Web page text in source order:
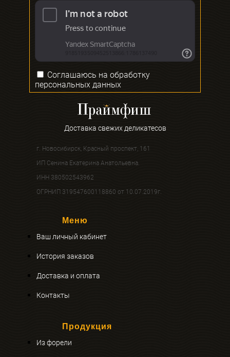
Доставка свежих деликатесов
г. Новосибирск, Красный проспект, 161
ИП Сенина Екатерина Анатольевна.
ИНН 380502543962
ОГРНИП 319547600118860 от 10.07.2019г.
Соглашаюсь на обработку
персональных данных
Меню
Ваш личный кабинет
История заказов
Доставка и оплата
Контакты
Продукция
Из форели